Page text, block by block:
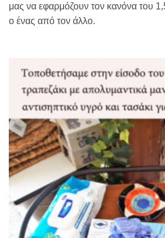
μας να εφαρμόζουν τον κανόνα του
ο ένας από τον άλλο.